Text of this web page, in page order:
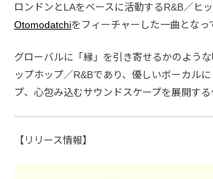
ロンドンとLAをベースに活動するR&B／ヒ
Otomodatchiをフィーチャーした一曲となっ
グローバルに「縁」を引き寄せるかのよう
ップホップ／R&Bであり、優しいボーカル
プ、心包み込むサウンドスケープを展開する
【リリース情報】